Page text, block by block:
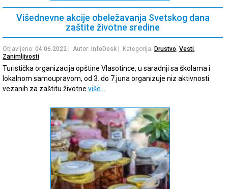
Višednevne akcije obeležavanja Svetskog dana
zaštite životne sredine
Objavljeno: 04.06.2022 | Autor: InfoDesk | Kategorija: Drustvo, Vesti,
Zanimljivosti
Turistička organizacija opštine Vlasotince, u saradnji sa školama i
lokalnom samoupravom, od 3. do 7.juna organizuje niz aktivnosti
vezanih za zaštitu životne više…